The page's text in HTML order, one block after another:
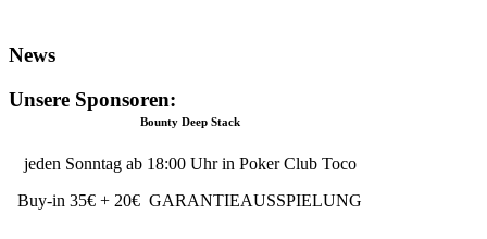
News
Bounty Deep Stack
jeden Sonntag ab 18:00 Uhr in Poker Club Toco
Buy-in 35€ + 20€ GARANTIEAUSSPIELUNG
Unsere Sponsoren: